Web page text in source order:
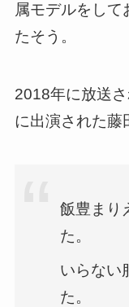
属モデルをして
たそう。
2018年に放送
に出演された藤
飯豊まり
た。
いらない
た。